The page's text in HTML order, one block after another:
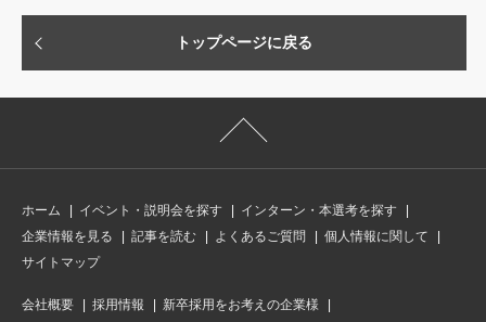
トップページに戻る
ホーム イベント・説明会を探す
インターン・本選考を探す
企業情報を見る
記事を読む よくあるご質問
個人情報に関して
サイトマップ
会社概要 採用情報
新卒採用をお考えの企業様